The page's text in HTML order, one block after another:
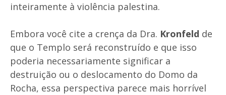
inteiramente à violência palestina.
Embora você cite a crença da Dra. Kronfeld de
que o Templo será reconstruído e que isso
poderia necessariamente significar a
destruição ou o deslocamento do Domo da
Rocha, essa perspectiva parece mais horrível